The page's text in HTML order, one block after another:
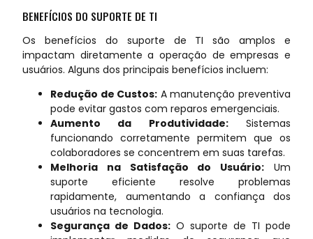
BENEFÍCIOS DO SUPORTE DE TI
Os benefícios do suporte de TI são amplos e
impactam diretamente a operação de empresas e
usuários. Alguns dos principais benefícios incluem:
Redução de Custos: A manutenção preventiva
pode evitar gastos com reparos emergenciais.
Aumento da Produtividade:Sistemas
funcionando corretamente permitem que os
colaboradores se concentrem em suas tarefas.
Melhoria na Satisfação do Usuário: Um
suporte eficiente resolve problemas
rapidamente, aumentando a confiança dos
usuários na tecnologia.
Segurança de Dados: O suporte de TI pode